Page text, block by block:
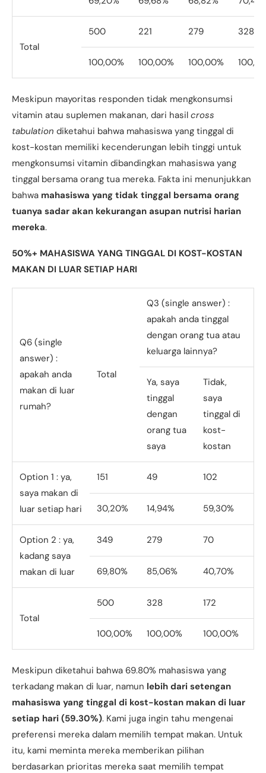
Total
500 221 279 328
100,00% 100,00% 100,00%
Meskipun mayoritas responden tidak mengkonsumsi
vitamin atau suplemen makanan, dari hasil cross
tabulation diketahui bahwa mahasiswa yang tinggal di
kost-kostan memiliki kecenderungan lebih tinggi untuk
mengkonsumsi vitamin dibandingkan mahasiswa yang
tinggal bersama orang tua mereka. Fakta ini menunjukkan
bahwa mahasiswa yang tidak tinggal bersama orang
tuanya sadar akan kekurangan asupan nutrisi harian
mereka.
50%+ MAHASISWA YANG TINGGAL DI KOST-KOSTAN
MAKAN DI LUAR SETIAP HARI
Q6 (single
answer) :
apakah anda
makan di luar
rumah?
Total
Q3 (single answer) :
apakah anda tinggal
dengan orang tua atau
keluarga lainnya?
Ya, saya
tinggal
dengan
orang tua
saya
Tidak,
saya
tinggal di
kost-
kostan
Option 1 : ya,
saya makan di
luar setiap hari
151 49 102
30,20% 14,94% 59,30%
Option 2 : ya,
kadang saya
makan di luar
349 279 70
69,80% 85,06% 40,70%
Total
500 328 172
100,00% 100,00% 100,00%
Meskipun diketahui bahwa 69.80% mahasiswa yang
terkadang makan di luar, namun lebih dari setengan
mahasiswa yang tinggal di kost-kostan makan di luar
setiap hari (59.30%). Kami juga ingin tahu mengenai
preferensi mereka dalam memilih tempat makan. Untuk
itu, kami meminta mereka memberikan pilihan
berdasarkan prioritas mereka saat memilih tempat